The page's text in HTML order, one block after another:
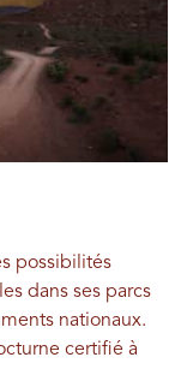
possibilités
dans ses parcs
nationaux.
certifié à